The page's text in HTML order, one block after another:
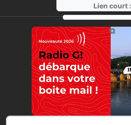
Lien court :
⧉